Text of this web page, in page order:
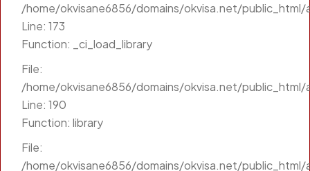
/home/okvisane6856/domains/okvisa.net/
Line: 173
Function: _ci_load_library
File:
/home/okvisane6856/domains/okvisa.net/
Line: 190
Function: library
File:
/home/okvisane6856/domains/okvisa.net/